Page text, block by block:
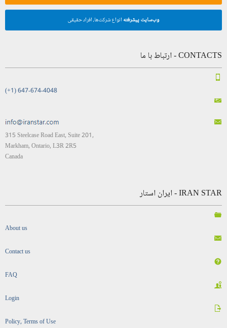
وب‌سایت پیشرفته انواع شرکت‌ها، افراد حقیقی
CONTACTS - ارتباط با ما
(+1) 647-674-4048
315 Steelcase Road East, Suite 201,
Markham, Ontario, L3R 2R5
Canada
IRAN STAR - ایران استار
About us
Contact us
FAQ
Login
Policy, Terms of Use